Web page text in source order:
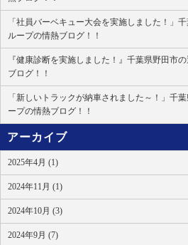
「社員バーベキュー大会を実施しました！」
ループの情熱ブログ！！
『健康診断を実施しました！』千葉県野田市
ブログ！！
「新しいトラックが納車されました～！」千
ープの情熱ブログ！！
アーカイブ
2025年4月 (1)
2024年11月 (1)
2024年10月 (3)
2024年9月 (7)